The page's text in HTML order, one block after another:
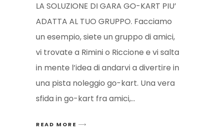
LA SOLUZIONE DI GARA GO-KART PIU’
ADATTA AL TUO GRUPPO. Facciamo
un esempio, siete un gruppo di amici,
vi trovate a Rimini o Riccione e vi salta
in mente l’idea di andarvi a divertire in
una pista noleggio go-kart. Una vera
sfida in go-kart fra amici,
READ MORE